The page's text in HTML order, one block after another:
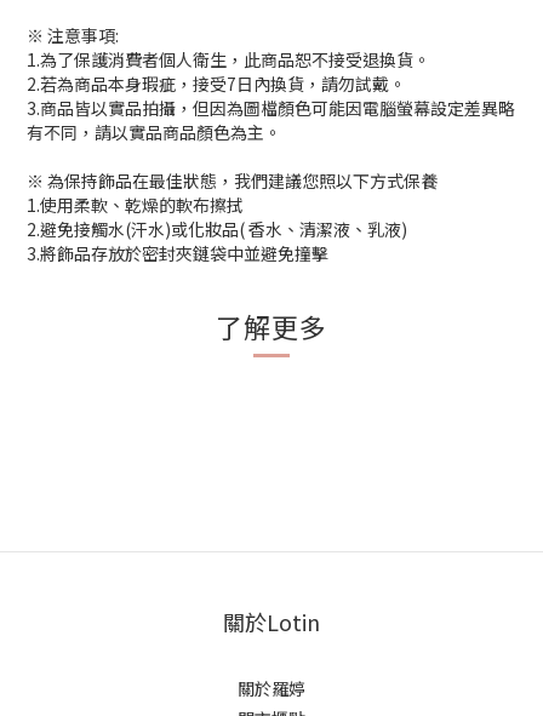
※ 注意事項:
1.為了保護消費者個人衛生，此商品恕不接受退換貨。
2.若為商品本身瑕疵，接受7日內換貨，請勿試戴。
3.商品皆以實品拍攝，但因為圖檔顏色可能因電腦螢幕設定差異略
有不同，請以實品商品顏色為主。
※ 為保持飾品在最佳狀態，我們建議您照以下方式保養
1.使用柔軟、乾燥的軟布擦拭
2.避免接觸水(汗水)或化妝品( 香水、清潔液、乳液)
3.將飾品存放於密封夾鏈袋中並避免撞擊
了解更多
關於Lotin
關於羅婷